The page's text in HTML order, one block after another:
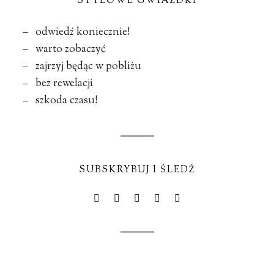
– odwiedź koniecznie!
– warto zobaczyć
– zajrzyj będąc w pobliżu
– bez rewelacji
– szkoda czasu!
SUBSKRYBUJ I ŚLEDŹ